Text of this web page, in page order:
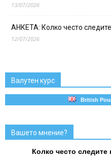
13/07/2026
АНКЕТА: Колко често
12/07/2026
Валутен курс
British
Вашето мнение?
Колко често